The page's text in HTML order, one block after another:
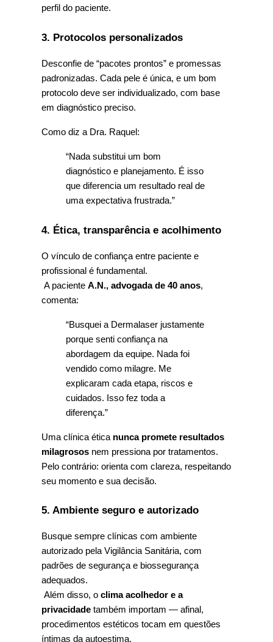
perfil do paciente.
3. Protocolos personalizados
Desconfie de “pacotes prontos” e promessas
padronizadas. Cada pele é única, e um bom
protocolo deve ser individualizado, com base
em diagnóstico preciso.
Como diz a Dra. Raquel:
“Nada substitui um bom
diagnóstico e planejamento. É isso
que diferencia um resultado real de
uma expectativa frustrada.”
4. Ética, transparência e acolhimento
O vínculo de confiança entre paciente e
profissional é fundamental.
A paciente A.N., advogada de 40 anos,
comenta:
“Busquei a Dermalaser justamente
porque senti confiança na
abordagem da equipe. Nada foi
vendido como milagre. Me
explicaram cada etapa, riscos e
cuidados. Isso fez toda a
diferença.”
Uma clínica ética nunca promete resultados
milagrosos nem pressiona por tratamentos.
Pelo contrário: orienta com clareza, respeitando
seu momento e sua decisão.
5. Ambiente seguro e autorizado
Busque sempre clínicas com ambiente
autorizado pela Vigilância Sanitária, com
padrões de segurança e biossegurança
adequados.
Além disso, o clima acolhedor e a
privacidade também importam — afinal,
procedimentos estéticos tocam em questões
íntimas da autoestima.